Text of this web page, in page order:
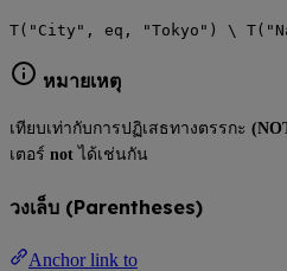
T("City", eq, "Tokyo") \
หมายเหตุ
เทียบเท่ากับการปฏิเสธทางตรรกะ
เตอร์ not ได้เช่นกัน
วงเล็บ (Parentheses)
Anchor link to